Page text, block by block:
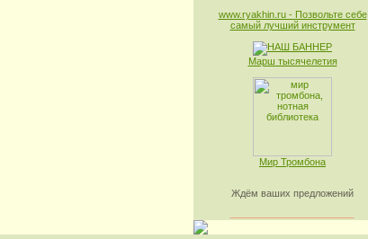
www.ryakhin.ru - Позвольте себе
самый лучший инструмент
Марш тысячелетия
Мир Тромбона
Ждём ваших предложений